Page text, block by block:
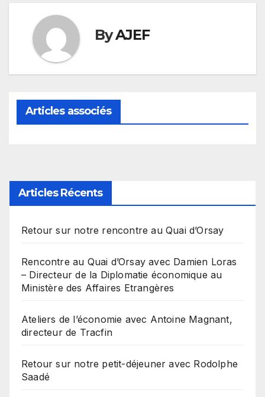
ByAJEF
Articles associés
Articles Récents
Retour sur notre rencontre au Quai d’Orsay
Rencontre au Quai d’Orsay avec Damien Loras
– Directeur de la Diplomatie économique au
Ministère des Affaires Etrangères
Ateliers de l’économie avec Antoine Magnant,
directeur de Tracfin
Retour sur notre petit-déjeuner avec Rodolphe
Saadé